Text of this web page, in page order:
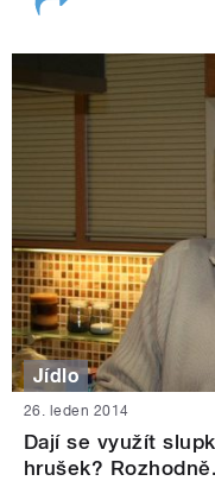
Jídlo
26. leden 2014
Dají se využít
hrušek?